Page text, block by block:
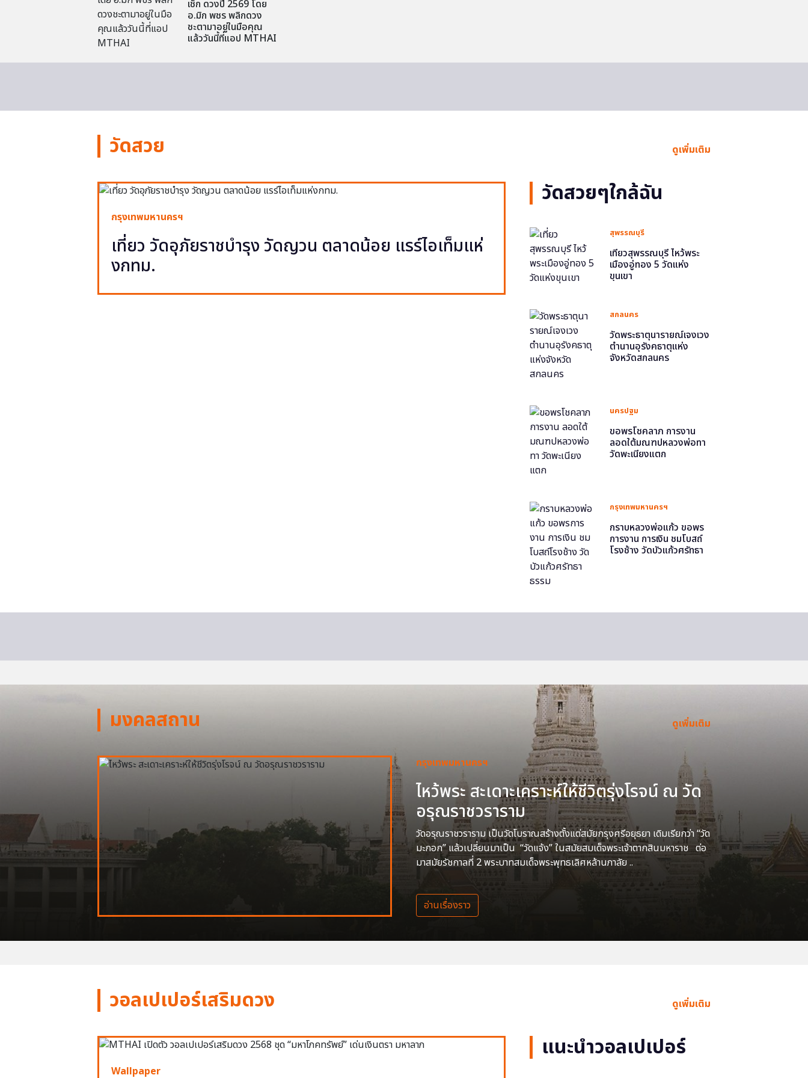
เช็ก ดวงปี 2569 โดย
อ.มิก พชร พลิกดวง
ชะตามาอยู่ในมือคุณ
แล้ววันนี้ที่แอป MTHAI
วัดสวย ดูเพิ่มเติม
กรุงเทพมหานครฯ
เที่ยว วัดอุภัยราชบำรุง วัดญวน ตลาดน้อย แรร์ไอเท็มแห่
งกทม.
วัดสวยๆใกล้ฉัน
สุพรรณบุรี
เที่ยวสุพรรณบุรี ไหว้พระ
เมืองอู่ทอง 5 วัดแห่ง
ขุนเขา
สกลนคร
วัดพระธาตุนารายณ์เจงเวง
ตำนานอุรังคธาตุแห่ง
จังหวัดสกลนคร
นครปฐม
ขอพรโชคลาภ การงาน
ลอดใต้มณฑปหลวงพ่อทา
วัดพะเนียงแตก
กรุงเทพมหานครฯ
กราบหลวงพ่อแก้ว ขอพร
การงาน การเงิน ชมโบสถ์
โรงช้าง วัดบัวแก้วศรัทธา
มงคลสถาน ดูเพิ่มเติม
กรุงเทพมหานครฯ
ไหว้พระ สะเดาะเคราะห์ให้ชีวิตรุ่งโรจน์ ณ วัด
อรุณราชวราราม
วัดอรุณราชวราราม เป็นวัดโบราณสร้างตั้งแต่สมัยกรุงศรีอยุธยา เดิมเรียกว่า “วัด
มะกอก” แล้วเปลี่ยนมาเป็น “วัดแจ้ง” ในสมัยสมเด็จพระเจ้าตากสินมหาราช ต่อ
มาสมัยรัชกาลที่ 2 พระบาทสมเด็จพระพุทธเลิศหล้านภาลัย ..
อ่านเรื่องราว
วอลเปเปอร์เสริมดวง ดูเพิ่มเติม
Wallpaper
แนะนำวอลเปเปอร์